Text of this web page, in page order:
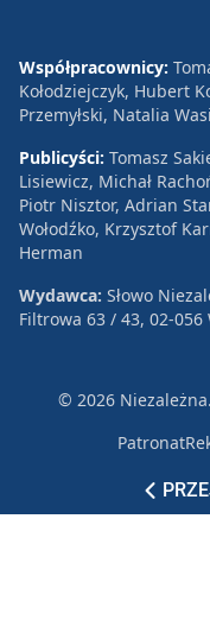
Współpracownicy:
Kołodziejczyk, Hubert
Przemyłski, Natalia
Publicyści: Tomasz
Lisiewicz, Michał
Piotr Nisztor, Adrian
Wołodźko, Krzysztof
Herman
Wydawca: Słowo
Filtrowa 63 / 43, 02-056
© 2026
Patronat